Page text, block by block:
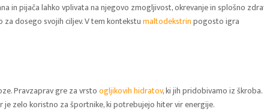
in pijača lahko vplivata na njegovo zmogljivost, okrevanje in splošno
dosego svojih ciljev. V tem kontekstumaltodekstrinpogosto igra
Pravzaprav gre za vrstoogljikovih hidratov, ki jih pridobivamo iz škroba.
zelo koristno za športnike, ki potrebujejo hiter vir energije.